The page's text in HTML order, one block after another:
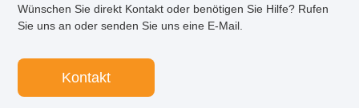
Wünschen Sie direkt Kontakt oder benötigen Sie Hilfe? Rufen
Sie uns an oder senden Sie uns eine E-Mail.
Kontakt